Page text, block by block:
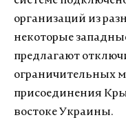
организаций из
некоторые
предлагают
ограничительных
присоединения
востоке Украины.